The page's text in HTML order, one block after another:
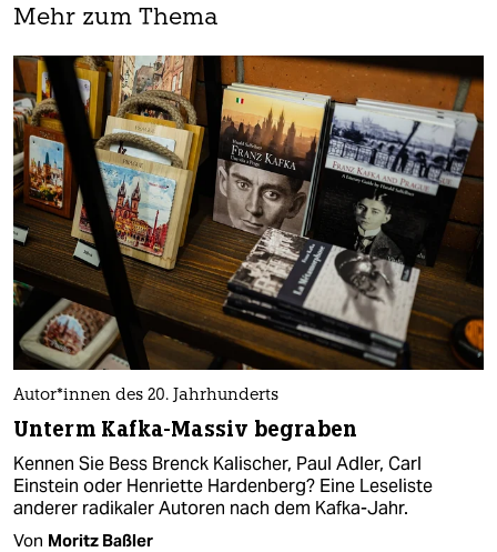
Mehr zum Thema
Au­to­r*in­nen des 20. Jahrhunderts
Unterm Kafka-Massiv begraben
Kennen Sie Bess Brenck Kalischer, Paul Adler, Carl
Einstein oder Henriette Hardenberg? Eine Leseliste
anderer radikaler Autoren nach dem Kafka-Jahr.
Von Moritz Baßler